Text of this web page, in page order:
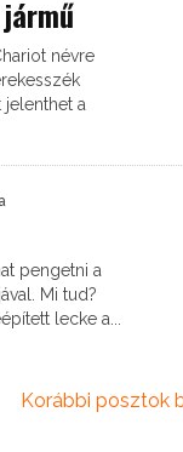
névre
a
pengetni a
Mi tud?
lecke a...
Korábbi posztok